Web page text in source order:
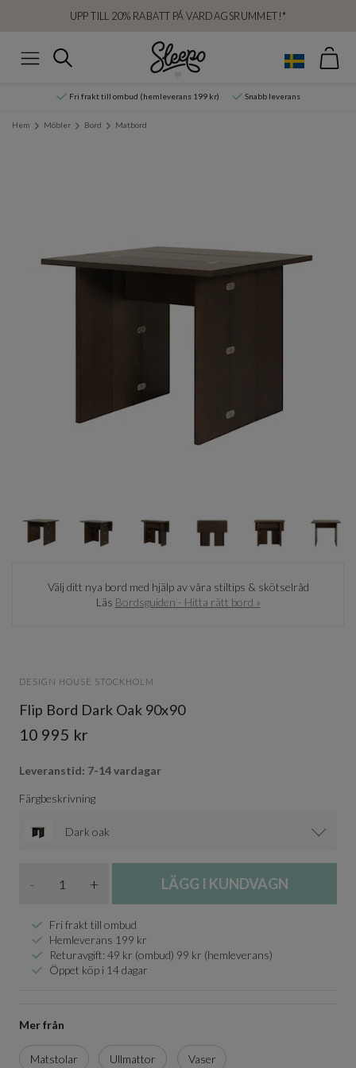
UPP TILL 20% RABATT PÅ VARDAGSRUMMET!*
Sök
Fri frakt till ombud (hemleverans 199 kr) Snabb leverans
Hem Möbler Bord Matbord
Välj ditt nya bord med hjälp av våra stiltips & skötselråd
Läs Bordsguiden - Hitta rätt bord »
DESIGN HOUSE STOCKHOLM
Flip Bord Dark Oak 90x90
10 995 kr
Leveranstid: 7-14 vardagar
Färgbeskrivning
Dark oak
- + LÄGG I KUNDVAGN
Fri frakt till ombud
Hemleverans 199 kr
Returavgift: 49 kr (ombud) 99 kr (hemleverans)
Öppet köp i 14 dagar
Mer från
Matstolar Ullmattor Vaser